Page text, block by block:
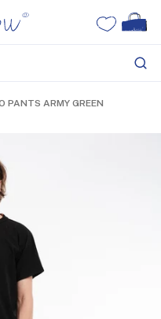
PANTS ARMY GREEN